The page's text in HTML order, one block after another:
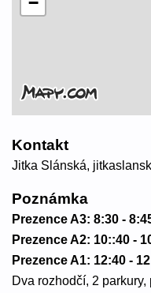
Kontakt
Jitka Slánská,
Poznámka
Prezence A3: 8:30 -
Prezence A2: 10::40 -
Prezence A1: 12:40 -
Dva rozhodčí, 2 parkury,